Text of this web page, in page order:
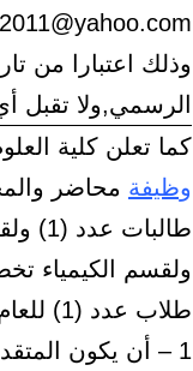
الرسمي,ولا تقبل
كما تعلن كلية
وظيفة محاضر
طلاب عدد (1) للعام الدراسي 1433/1434هــ حسب الشروط التالية : –
1 – أن يكون المتقدم / المتقدمة سعودي الجنسية